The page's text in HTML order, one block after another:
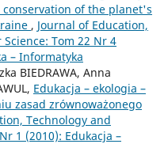
of the planet's
, Journal of Education,
Tom 22 Nr 4
– Informatyka
BIEDRAWA, Anna
Edukacja – ekologia –
zasad zrównoważonego
Technology and
1 (2010): Edukacja –